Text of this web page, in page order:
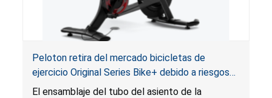
Peloton retira del mercado bicicletas de
ejercicio Original Series Bike+ debido a riesgos
de caída y lesiones
El ensamblaje del tubo del asiento de la